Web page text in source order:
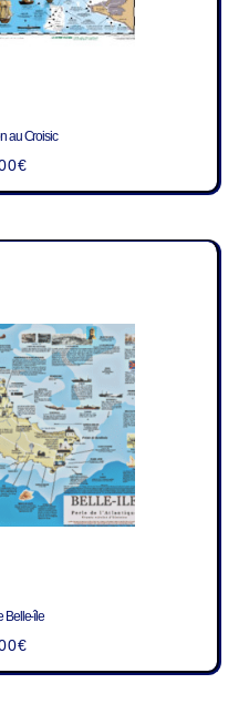
au Croisic
€
Belle-île
€